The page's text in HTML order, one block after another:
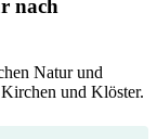
nach
Natur und
und Klöster.